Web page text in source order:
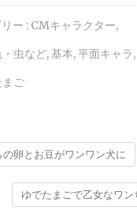
ー : CMキャラクター,
虫など,基本,平面キャラ,
ご
の卵とお豆がワンワン犬に
ゆでたまごで乙女なワン